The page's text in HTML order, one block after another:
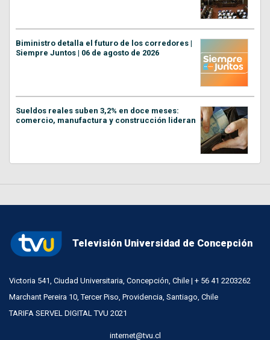
Biministro detalla el futuro de los corredores |
Siempre Juntos | 06 de agosto de 2026
Sueldos reales suben 3,2% en doce meses:
comercio, manufactura y construcción lideran
Televisión Universidad de Concepción
Victoria 541, Ciudad Universitaria, Concepción, Chile | + 56 41 2203262
Marchant Pereira 10, Tercer Piso, Providencia, Santiago, Chile
TARIFA SERVEL DIGITAL TVU 2021
internet@tvu.cl